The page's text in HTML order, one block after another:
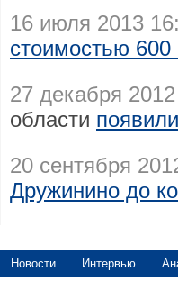
16 июля 2013
стоимостью
27 декабря
области
20 сентября
Дружинино до
Новости Интервью